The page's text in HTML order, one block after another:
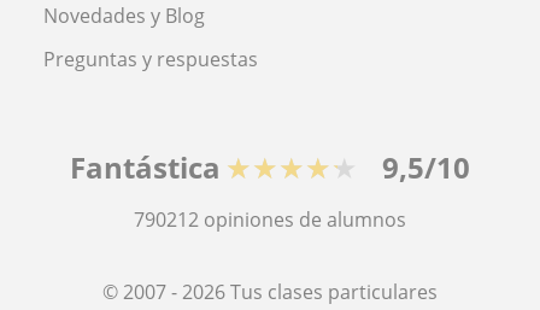
Novedades y Blog
Preguntas y respuestas
Fantástica ★★★★★ 9,5/10
790212 opiniones de alumnos
© 2007 - 2026 Tus clases particulares